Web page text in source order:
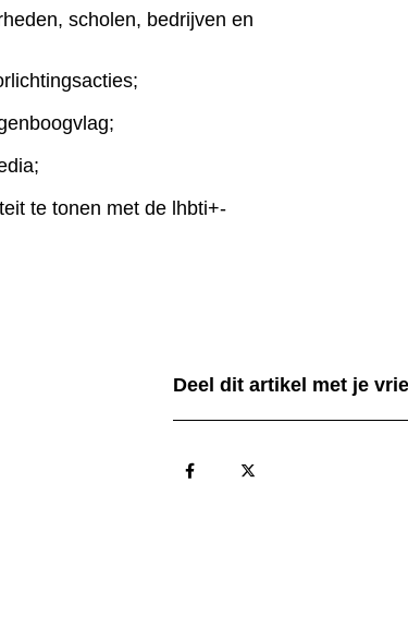
scholen, bedrijven en
te tonen met de lhbti+-
Deel dit artikel met je